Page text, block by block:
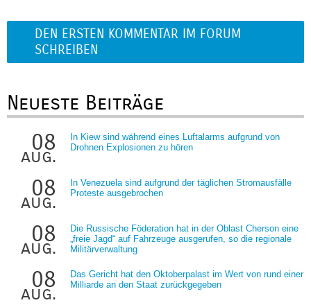
DEN ERSTEN KOMMENTAR IM FORUM
SCHREIBEN
Neueste Beiträge
08
aug.
In Kiew sind während eines Luftalarms aufgrund von
Drohnen Explosionen zu hören
08
aug.
In Venezuela sind aufgrund der täglichen Stromausfälle
Proteste ausgebrochen
08
aug.
Die Russische Föderation hat in der Oblast Cherson eine
„freie Jagd“ auf Fahrzeuge ausgerufen, so die regionale
Militärverwaltung
08
aug.
Das Gericht hat den Oktoberpalast im Wert von rund einer
Milliarde an den Staat zurückgegeben